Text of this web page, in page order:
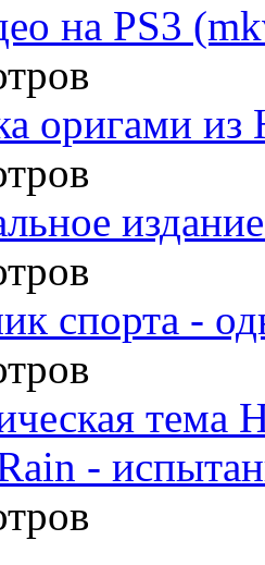
на PS3
оригами из
спорта -
тема
-